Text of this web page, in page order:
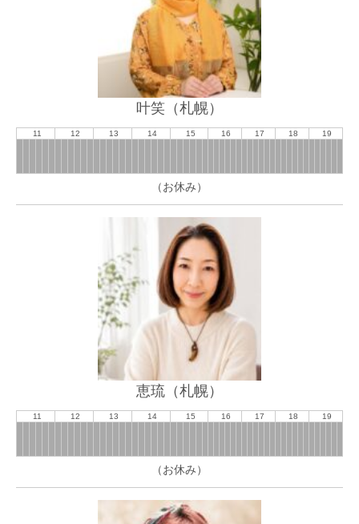
叶笑（札幌）
11 12 13 14 15 16 17 18 19
（お休み）
恵琉（札幌）
11 12 13 14 15 16 17 18 19
（お休み）